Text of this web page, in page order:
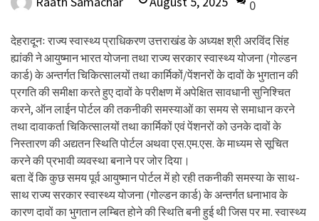
0
देहरादूनः राज्य स्वास्थ्य प्राधिकरण उत्तराखंड के अध्यक्ष श्री अरविंद सिंह
ह्यांकी ने आयुष्मान भारत योजना तथा राज्य सरकार स्वास्थ्य योजना (गोल्डन
कार्ड) के अन्तर्गत चिकित्सालयों तथा कार्मिकों/पेंशनरों के दावों के भुगतान की
प्रगति की समीक्षा करते हुए दावों के परीक्षण में अपेक्षित सावधानी सुनिश्चित
करने, ऑन लाईन पोर्टल की तकनीकी समस्याओं का समय से समाधान करने
तथा दावाकर्ता चिकित्सालयों तथा कार्मिकों एवं पेंशनरों को उनके दावों के
निस्तारण की अद्यतन स्थिति पोर्टल अथवा एस.एम.एस. के माध्यम से सूचित
करने की प्रभावी व्यवस्था बनाने पर जोर दिया।
बता दें कि कुछ समय पूर्व आयुष्मान पोर्टल में हो रही तकनीकी समस्या के साथ-
साथ राज्य सरकार स्वास्थ्य योजना (गोल्डन कार्ड) के अन्तर्गत धनाभाव के
कारण दावों का भुगतान लम्बित होने की स्थिति बनी हुई थी जिस पर मा. स्वास्थ्य